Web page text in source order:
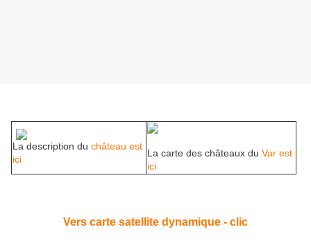
La description du château est
ici
La carte des châteaux du Var est
ici
Vers carte satellite dynamique - clic